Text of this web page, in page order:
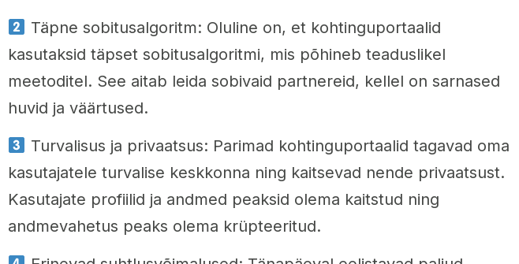
Täpne sobitusalgoritm: Oluline on, et kohtinguportaalid
kasutaksid täpset sobitusalgoritmi, mis põhineb teaduslikel
meetoditel. See aitab leida sobivaid partnereid, kellel on sarnased
huvid ja väärtused.
Turvalisus ja privaatsus: Parimad kohtinguportaalid tagavad oma
kasutajatele turvalise keskkonna ning kaitsevad nende privaatsust.
Kasutajate profiilid ja andmed peaksid olema kaitstud ning
andmevahetus peaks olema krüpteeritud.